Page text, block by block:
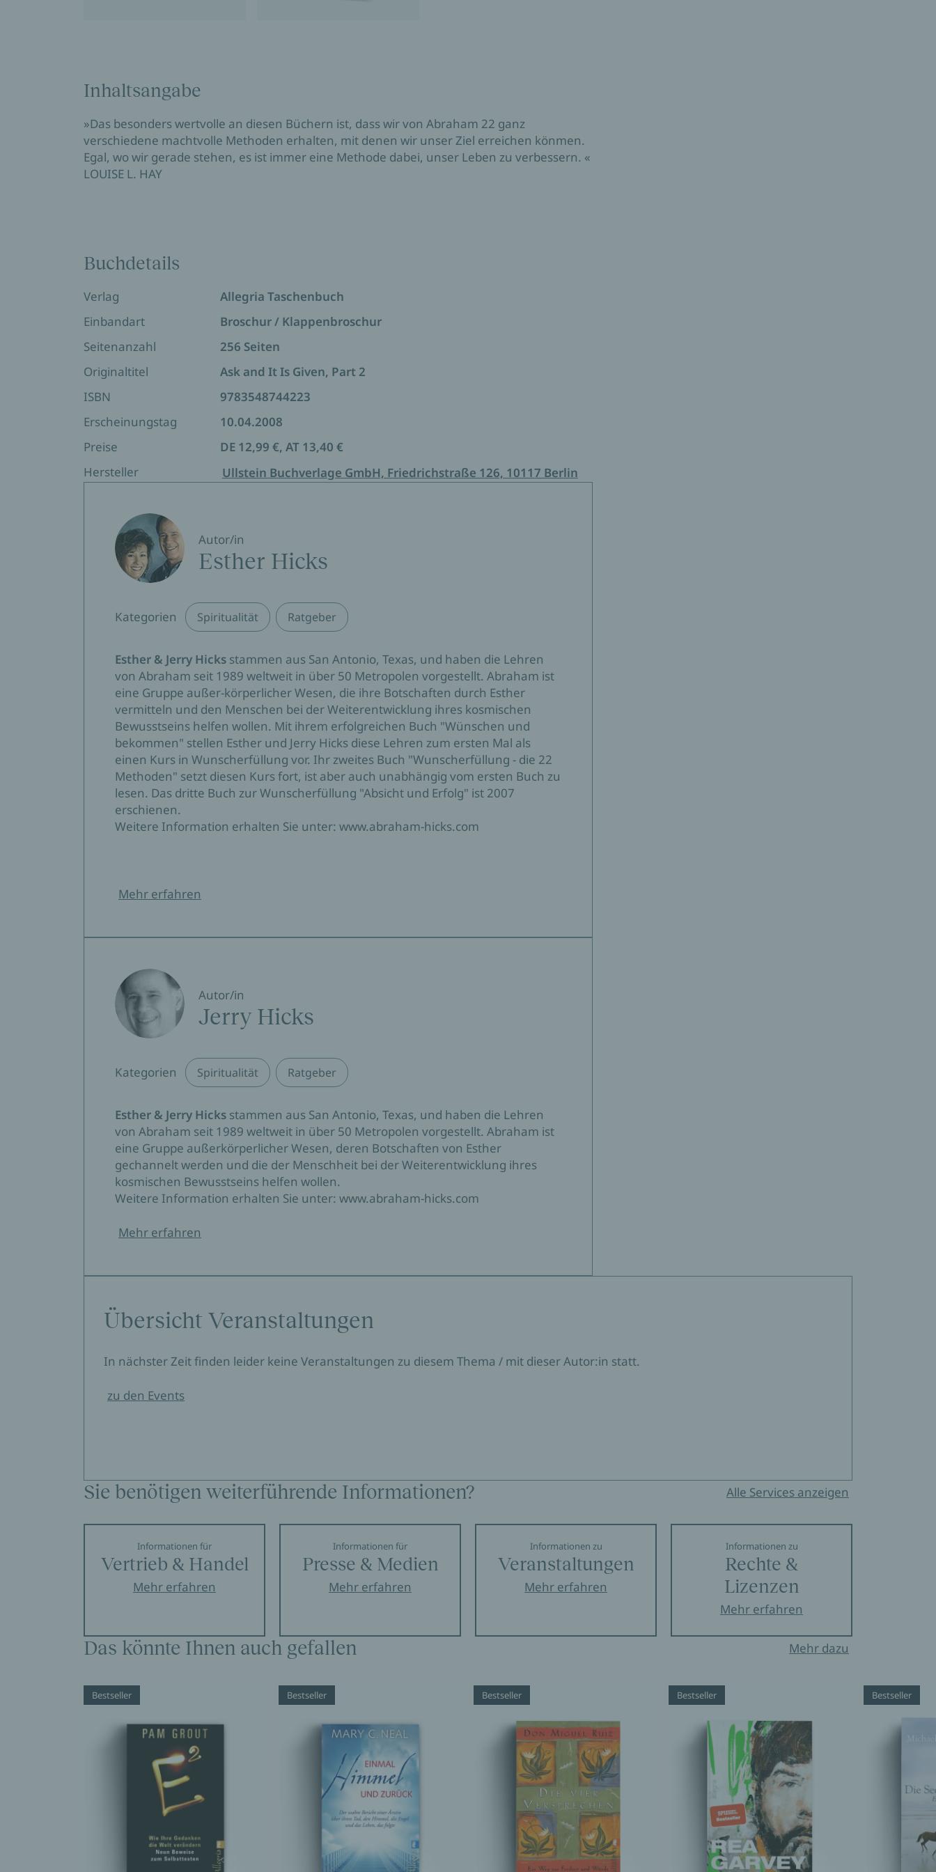
Inhaltsangabe
»Das besonders wertvolle an diesen Büchern ist, dass wir von Abraham 22 ganz
verschiedene machtvolle Methoden erhalten, mit denen wir unser Ziel erreichen könmen.
Egal, wo wir gerade stehen, es ist immer eine Methode dabei, unser Leben zu verbessern. «
LOUISE L. HAY
Buchdetails
Verlag
Allegria Taschenbuch
Einbandart
Broschur / Klappenbroschur
Seitenanzahl
256 Seiten
Originaltitel
Ask and It Is Given, Part 2
ISBN
9783548744223
Erscheinungstag
10.04.2008
Preise
DE 12,99 €, AT 13,40 €
Hersteller
Ullstein Buchverlage GmbH, Friedrichstraße 126, 10117 Berlin
Autor/in
Esther Hicks
Kategorien Spiritualität Ratgeber
Esther & Jerry Hicks stammen aus San Antonio, Texas, und haben die Lehren
von Abraham seit 1989 weltweit in über 50 Metropolen vorgestellt. Abraham ist
eine Gruppe außer-körperlicher Wesen, die ihre Botschaften durch Esther
vermitteln und den Menschen bei der Weiterentwicklung ihres kosmischen
Bewusstseins helfen wollen. Mit ihrem erfolgreichen Buch "Wünschen und
bekommen" stellen Esther und Jerry Hicks diese Lehren zum ersten Mal als
einen Kurs in Wunscherfüllung vor. Ihr zweites Buch "Wunscherfüllung - die 22
Methoden" setzt diesen Kurs fort, ist aber auch unabhängig vom ersten Buch zu
lesen. Das dritte Buch zur Wunscherfüllung "Absicht und Erfolg" ist 2007
erschienen.
Weitere Information erhalten Sie unter: www.abraham-hicks.com
Mehr erfahren
Autor/in
Jerry Hicks
Kategorien Spiritualität Ratgeber
Esther & Jerry Hicks stammen aus San Antonio, Texas, und haben die Lehren
von Abraham seit 1989 weltweit in über 50 Metropolen vorgestellt. Abraham ist
eine Gruppe außerkörperlicher Wesen, deren Botschaften von Esther
gechannelt werden und die der Menschheit bei der Weiterentwicklung ihres
kosmischen Bewusstseins helfen wollen.
Weitere Information erhalten Sie unter: www.abraham-hicks.com
Mehr erfahren
Übersicht Veranstaltungen
In nächster Zeit finden leider keine Veranstaltungen zu diesem Thema / mit dieser Autor:in statt.
zu den Events
Sie benötigen weiterführende Informationen? Alle Services anzeigen
Informationen für
Vertrieb & Handel
Mehr erfahren
Informationen für
Presse & Medien
Mehr erfahren
Informationen zu
Veranstaltungen
Mehr erfahren
Informationen zu
Rechte &
Lizenzen
Mehr erfahren
Das könnte Ihnen auch gefallen Mehr dazu
Bestseller Bestseller Bestseller Bestseller Bestseller